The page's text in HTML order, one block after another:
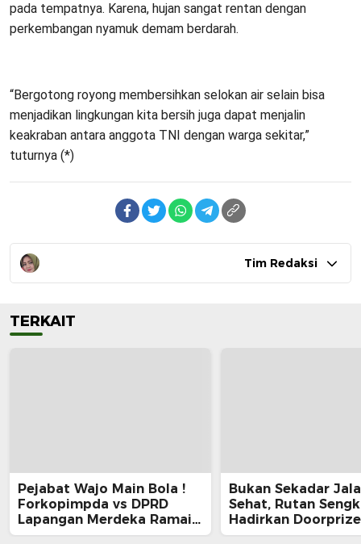
pada tempatnya. Karena, hujan sangat rentan dengan
perkembangan nyamuk demam berdarah.
“Bergotong royong membersihkan selokan air selain bisa
menjadikan lingkungan kita bersih juga dapat menjalin
keakraban antara anggota TNI dengan warga sekitar,”
tuturnya (*)
Tim Redaksi
TERKAIT
Pejabat Wajo Main Bola !
Forkopimpda vs DPRD
Lapangan Merdeka Ramai
di HUT RI ke-81
Bukan Sekadar
Sehat, Rutan
Hadirkan
Lomba Semarak